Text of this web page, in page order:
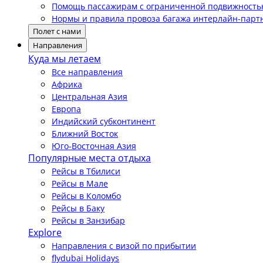
Помощь пассажирам с ограниченной
Нормы и правила провоза багажа интерлайн-
Полет с нами
Направления
Куда мы летаем
Все направления
Африка
Центральная Азия
Европа
Индийский субконтинент
Ближний Восток
Юго-Восточная Азия
Популярные места отдыха
Рейсы в Тбилиси
Рейсы в Мале
Рейсы в Коломбо
Рейсы в Баку
Рейсы в Занзибар
Explore
Направления с визой по прибытии
flydubai Holidays